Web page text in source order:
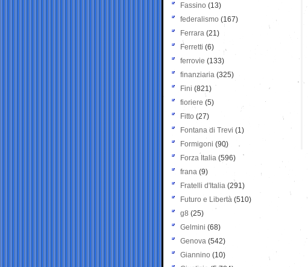
Fassino (13)
federalismo (167)
Ferrara (21)
Ferretti (6)
ferrovie (133)
finanziaria (325)
Fini (821)
fioriere (5)
Fitto (27)
Fontana di Trevi (1)
Formigoni (90)
Forza Italia (596)
frana (9)
Fratelli d'Italia (291)
Futuro e Libertà (510)
g8 (25)
Gelmini (68)
Genova (542)
Giannino (10)